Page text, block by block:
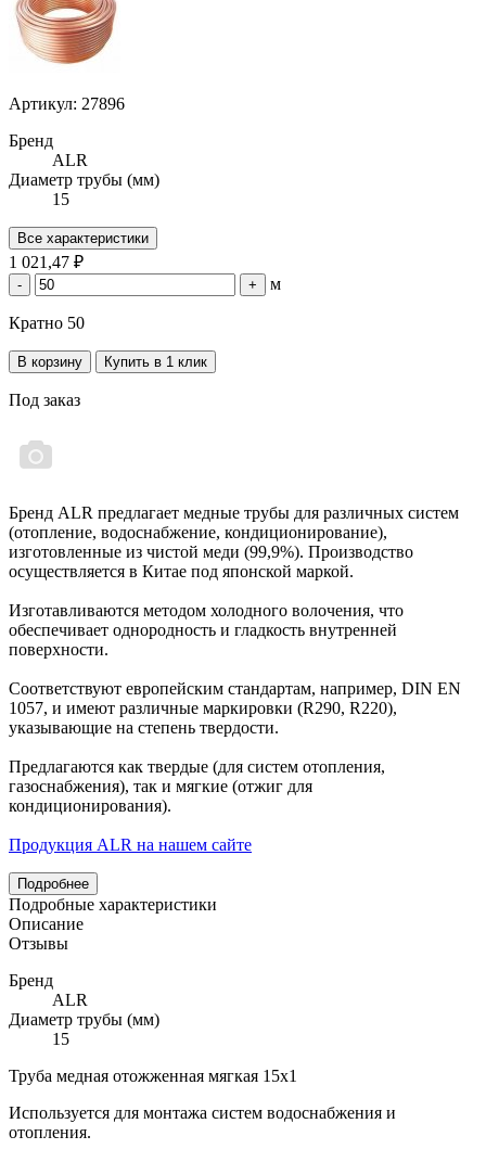
Артикул: 27896
Бренд
ALR
Диаметр трубы (мм)
15
Все характеристики
1 021,47 ₽
- + м
Кратно 50
В корзину Купить в 1 клик
Под заказ
Бренд ALR предлагает медные трубы для различных систем
(отопление, водоснабжение, кондиционирование),
изготовленные из чистой меди (99,9%). Производство
осуществляется в Китае под японской маркой.
Изготавливаются методом холодного волочения, что
обеспечивает однородность и гладкость внутренней
поверхности.
Соответствуют европейским стандартам, например, DIN EN
1057, и имеют различные маркировки (R290, R220),
указывающие на степень твердости.
Предлагаются как твердые (для систем отопления,
газоснабжения), так и мягкие (отжиг для
кондиционирования).
Продукция ALR на нашем сайте
Подробнее
Подробные характеристики
Описание
Отзывы
Бренд
ALR
Диаметр трубы (мм)
15
Труба медная отожженная мягкая 15х1
Используется для монтажа систем водоснабжения и
отопления.